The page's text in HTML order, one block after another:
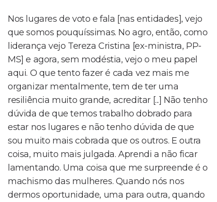
Nos lugares de voto e fala [nas entidades], vejo
que somos pouquíssimas. No agro, então, como
liderança vejo Tereza Cristina [ex-ministra, PP-
MS] e agora, sem modéstia, vejo o meu papel
aqui. O que tento fazer é cada vez mais me
organizar mentalmente, tem de ter uma
resiliência muito grande, acreditar [...] Não tenho
dúvida de que temos trabalho dobrado para
estar nos lugares e não tenho dúvida de que
sou muito mais cobrada que os outros. E outra
coisa, muito mais julgada. Aprendi a não ficar
lamentando. Uma coisa que me surpreende é o
machismo das mulheres. Quando nós nos
dermos oportunidade, uma para outra, quando